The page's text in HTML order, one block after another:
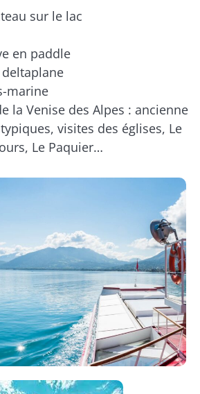
sur le lac
en paddle
marine
la Venise des Alpes : ancienne
visites des églises, Le
Le Paquier…